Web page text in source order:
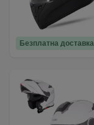
Безплатна доставка